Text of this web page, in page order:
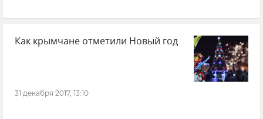
Как крымчане отметили Новый год
31 декабря 2017, 13:10